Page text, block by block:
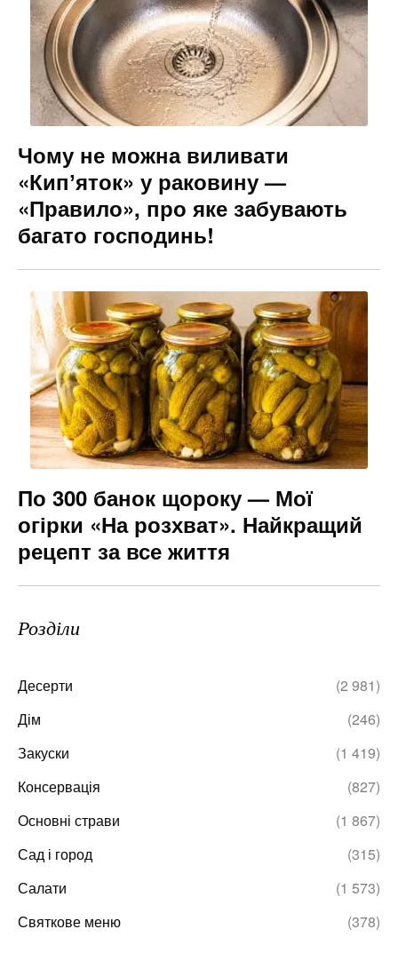
Чому не можна виливати
«Кипʼяток» у раковину —
«Правило», про яке забувають
багато господинь!
По 300 банок щороку — Мої
огірки «На розхват». Найкращий
рецепт за все життя
Розділи
Десерти
(2 981)
Дім
(246)
Закуски
(1 419)
Консервація
(827)
Основні страви
(1 867)
Сад і город
(315)
Салати
(1 573)
Святкове меню
(378)